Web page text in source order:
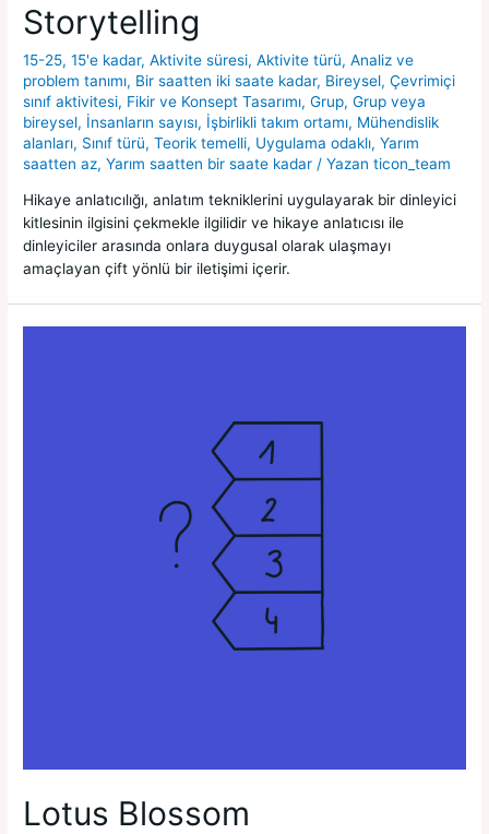
Storytelling
15-25,15'e kadar,Aktivite süresi,Aktivite türü,Analiz ve
problem tanımı, Bir saatten iki saate kadar, Bireysel,Çevrimiçi
sınıf aktivitesi, Fikir ve Konsept Tasarımı,Grup,Grup veya
bireysel, İnsanların sayısı, İşbirlikli takım ortamı, Mühendislik
alanları, Sınıf türü,Teorik temelli, Uygulama odaklı,Yarım
saatten az,Yarım saatten bir saate kadar / Yazan ticon_team
Hikaye anlatıcılığı, anlatım tekniklerini uygulayarak bir dinleyici
kitlesinin ilgisini çekmekle ilgilidir ve hikaye anlatıcısı ile
dinleyiciler arasında onlara duygusal olarak ulaşmayı
amaçlayan çift yönlü bir iletişimi içerir.
Lotus Blossom